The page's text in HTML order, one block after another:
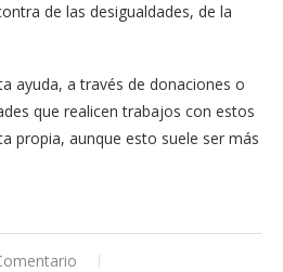
de las desigualda­des, de la
ayuda, a través de donaciones o
que realicen traba­jos con estos
propia, aunque esto suele ser más